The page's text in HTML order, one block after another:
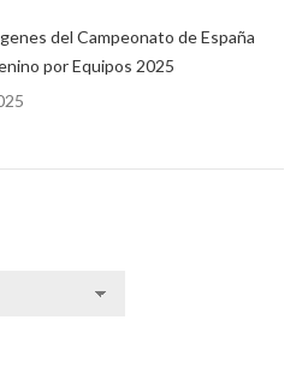
del Campeonato de España
por Equipos 2025